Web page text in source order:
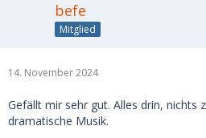
befe
Mitglied
14. November 2024
Gefällt mir sehr gut. Alles drin, nichts
dramatische Musik.